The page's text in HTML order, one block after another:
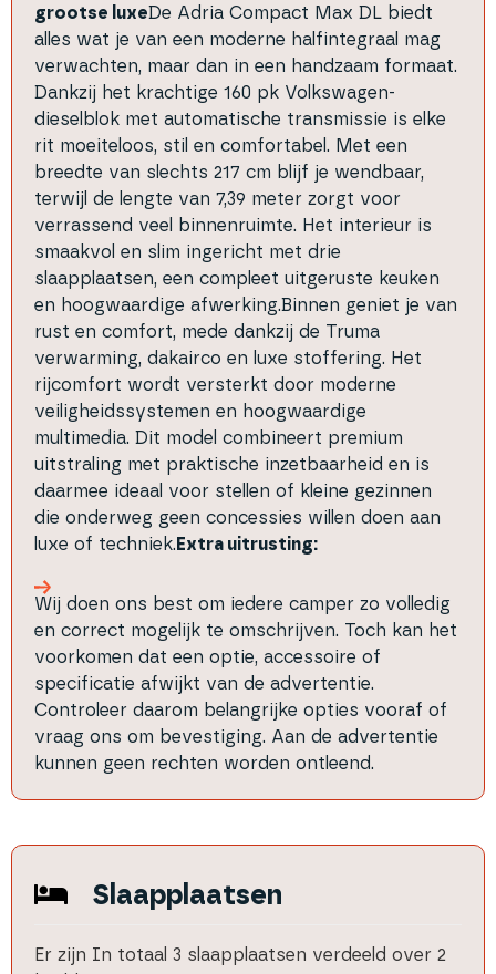
grootse luxeDe Adria Compact Max DL biedt
alles wat je van een moderne halfintegraal mag
verwachten, maar dan in een handzaam formaat.
Dankzij het krachtige 160 pk Volkswagen-
dieselblok met automatische transmissie is elke
rit moeiteloos, stil en comfortabel. Met een
breedte van slechts 217 cm blijf je wendbaar,
terwijl de lengte van 7,39 meter zorgt voor
verrassend veel binnenruimte. Het interieur is
smaakvol en slim ingericht met drie
slaapplaatsen, een compleet uitgeruste keuken
en hoogwaardige afwerking.Binnen geniet je van
rust en comfort, mede dankzij de Truma
verwarming, dakairco en luxe stoffering. Het
rijcomfort wordt versterkt door moderne
veiligheidssystemen en hoogwaardige
multimedia. Dit model combineert premium
uitstraling met praktische inzetbaarheid en is
daarmee ideaal voor stellen of kleine gezinnen
die onderweg geen concessies willen doen aan
luxe of techniek. Extra uitrusting:
Wij doen ons best om iedere camper zo volledig
en correct mogelijk te omschrijven. Toch kan het
voorkomen dat een optie, accessoire of
specificatie afwijkt van de advertentie.
Controleer daarom belangrijke opties vooraf of
vraag ons om bevestiging. Aan de advertentie
kunnen geen rechten worden ontleend.
Slaapplaatsen
Er zijn In totaal 3 slaapplaatsen verdeeld over 2